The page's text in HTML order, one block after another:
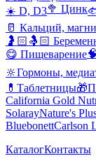
☀️ D, D3🥦 Цинк
🥛 Кальций,
🤰🏻🤱🏻
😋 Пищеварение
🔆Гормоны,
💊Таблетницы
California Gold
SolarayNature's
BluebonettCarlson
КаталогКонтакты